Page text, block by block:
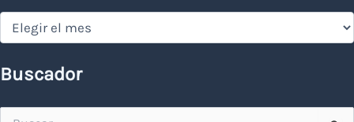
Hemeroteca
Buscador